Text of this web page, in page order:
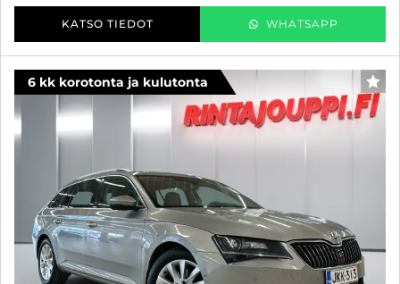
KATSO TIEDOT WHATSAPP
6 kk korotonta ja kulutonta